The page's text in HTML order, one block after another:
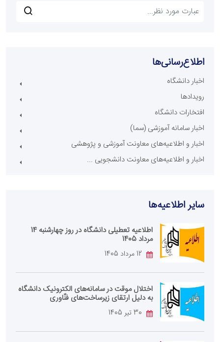
اطلاع‌رسانی‌ها
اخبار دانشگاه
رویدادها
افتخارات دانشگاه
اخبار سامانه آموزشی (سما)
اخبار و اطلاعیه‌های معاونت آموزشی و پژوهشی
اخبار و اطلاعیه‌های معاونت دانشجویی ...
سایر اطلاعیه‌ها
اطلاعیه تعطیلی دانشگاه در روز چهارشنبه 14
مرداد 1405
اختلال موقت در سامانه‌های الکترونیک دانشگاه
به دلیل ارتقای زیرساخت‌های فنّاوری